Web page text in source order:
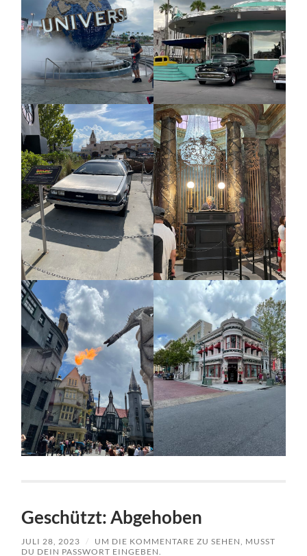
Geschützt: Abgehoben
JULI 28, 2023 /
UM DIE KOMMENTARE ZU SEHEN, MUSST
DU DEIN PASSWORT EINGEBEN.